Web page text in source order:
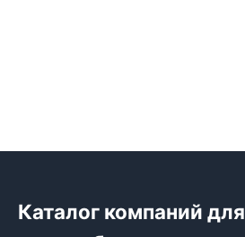
Каталог компаний для